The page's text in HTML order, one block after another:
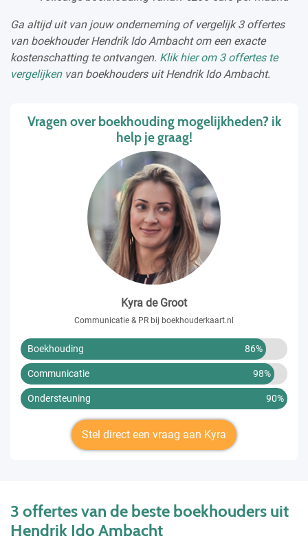
Ga altijd uit van jouw onderneming of vergelijk 3 offertes
van boekhouder Hendrik Ido Ambacht om een exacte
kostenschatting te ontvangen. Klik hier om 3 offertes te
vergelijkenvan boekhouders uit Hendrik Ido Ambacht.
Vragen over boekhouding mogelijkheden? ik
help je graag!
Kyra de Groot
Communicatie & PR bij boekhouderkaart.nl
Boekhouding 86%
Communicatie 98%
Ondersteuning 90%
Stel direct een vraag aan Kyra
3 offertes van de beste boekhouders uit
Hendrik Ido Ambacht